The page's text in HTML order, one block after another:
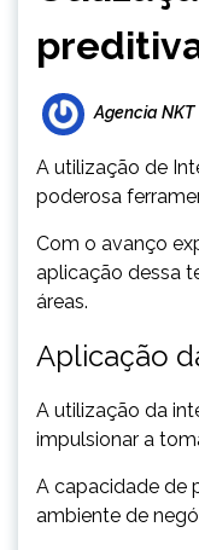
Agencia NKT
A utilização de
poderosa
Com o avanço
aplicação dessa
áreas.
Aplicação
A utilização da
impulsionar a
A capacidade de
ambiente de